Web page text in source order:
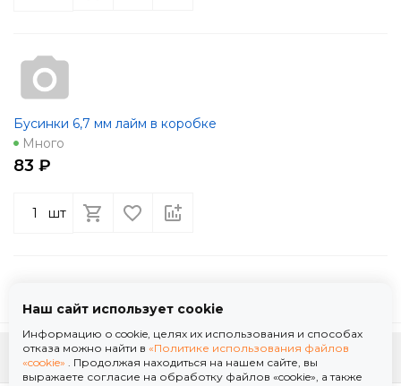
Бусинки 6,7 мм лайм в коробке
Много
83 ₽
шт
К началу страницы
Наш сайт использует cookie
Информацию о cookie, целях их использования и способах
отказа можно найти в «Политике использования файлов
«cookie» . Продолжая находиться на нашем сайте, вы
выражаете согласие на обработку файлов «cookie», а также